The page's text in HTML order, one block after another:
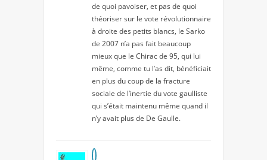
de quoi pavoiser, et pas de quoi
théoriser sur le vote révolutionnaire
à droite des petits blancs, le Sarko
de 2007 n’a pas fait beaucoup
mieux que le Chirac de 95, qui lui
même, comme tu l’as dit, bénéficiait
en plus du coup de la fracture
sociale de l’inertie du vote gaulliste
qui s’était maintenu même quand il
n’y avait plus de De Gaulle.